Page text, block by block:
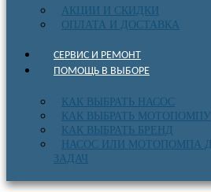
АКЦИИ И СКИДКИ
ОПЛАТА И ДОСТАВКА
СЕРВИС И РЕМОНТ
ПОМОЩЬ В ВЫБОРЕ
КАК ВЫБРАТЬ НАСОС
КАК ВЫБРАТЬ МОТОПОМПУ
КАК ВЫБРАТЬ БРЕНД
НАСОС ИЛИ МОТОПОМПА
ЗАДАЧ